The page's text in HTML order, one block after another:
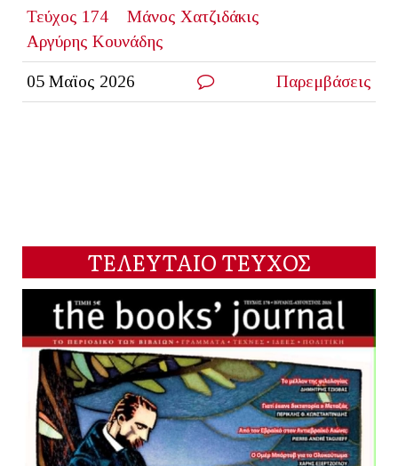
Τεύχος 174
Μάνος Χατζιδάκις
Αργύρης Κουνάδης
05 Μαϊος 2026 Παρεμβάσεις
ΤΕΛΕΥΤΑΙΟ ΤΕΥΧΟΣ